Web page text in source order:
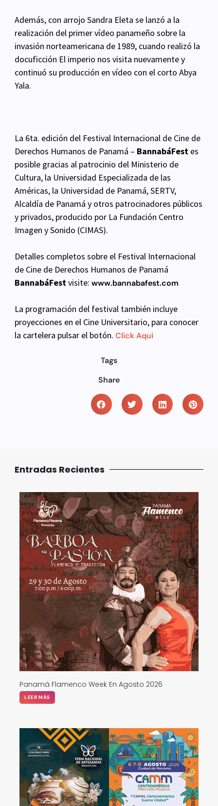
Además, con arrojo Sandra Eleta se lanzó a la
realización del primer vídeo panameño sobre la
invasión norteamericana de 1989, cuando realizó la
docuficción El imperio nos visita nuevamente y
continuó su producción en vídeo con el corto Abya
Yala.
La 6ta. edición del Festival Internacional de Cine de
Derechos Humanos de Panamá – BannabáFest es
posible gracias al patrocinio del Ministerio de
Cultura, la Universidad Especializada de las
Américas, la Universidad de Panamá, SERTV,
Alcaldía de Panamá y otros patrocinadores públicos
y privados, producido por La Fundación Centro
Imagen y Sonido (CIMAS).
Detalles completos sobre el Festival Internacional
de Cine de Derechos Humanos de Panamá
BannabáFestvisite: www.bannabafest.com
La programación del festival también incluye
proyecciones en el Cine Universitario, para conocer
la cartelera pulsar el botón. Click Aquí
Tags
Share
Entradas Recientes
Panamá Flamenco Week En Agosto 2026
LEER MÁS